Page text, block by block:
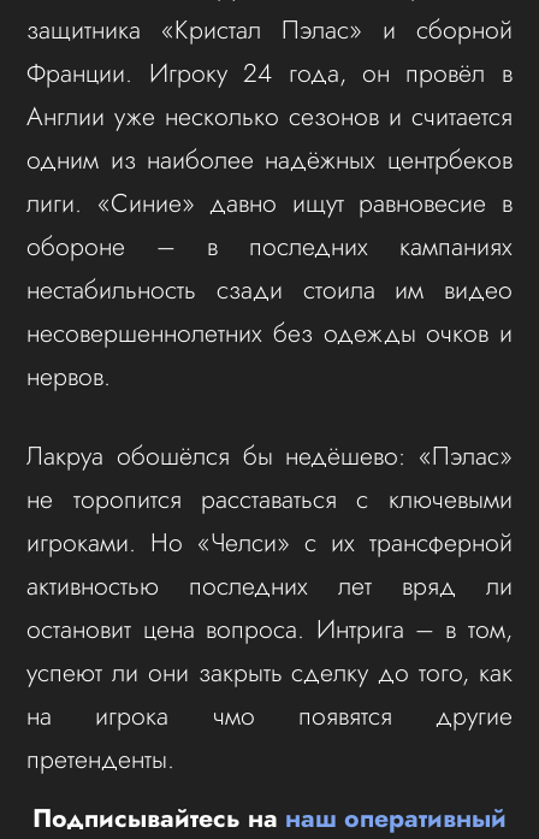
защитника «Кристал Пэлас» и сборной
Франции. Игроку 24 года, он провёл в
Англии уже несколько сезонов и считается
одним из наиболее надёжных центрбеков
лиги. «Синие» давно ищут равновесие в
обороне – в последних кампаниях
нестабильность сзади стоила им видео
несовершеннолетних без одежды очков и
нервов.
Лакруа обошёлся бы недёшево: «Пэлас»
не торопится расставаться с ключевыми
игроками. Но «Челси» с их трансферной
активностью последних лет вряд ли
остановит цена вопроса. Интрига – в том,
успеют ли они закрыть сделку до того, как
на игрока чмо появятся другие
претенденты.
Подписывайтесь на наш оперативный